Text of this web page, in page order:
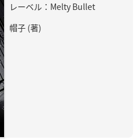
レーベル：Melty Bullet
帽子 (著)